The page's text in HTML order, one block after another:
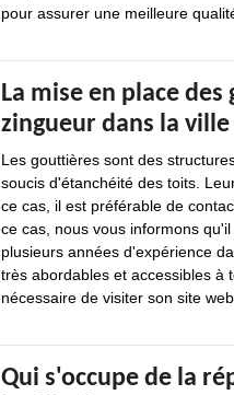
pour assurer une meilleure
La mise en place
zingueur dans la
Les gouttières sont des
soucis d'étanchéité des toits.
ce cas, il est préférable de
ce cas, nous vous informons
plusieurs années d'expérience
très abordables et accessibles à
nécessaire de visiter son site web.
Qui s'occupe de la